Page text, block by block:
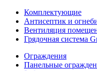
Комплектующие
Антисептик и
Вентиляция
Грядочная система
Ограждения
Панельные